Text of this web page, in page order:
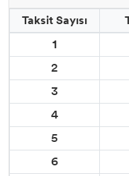
Taksit Sayısı
1
2
3
4
5
6